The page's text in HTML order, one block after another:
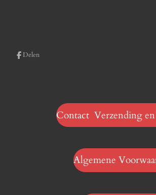
Delen
Contact Verzending
Algemene